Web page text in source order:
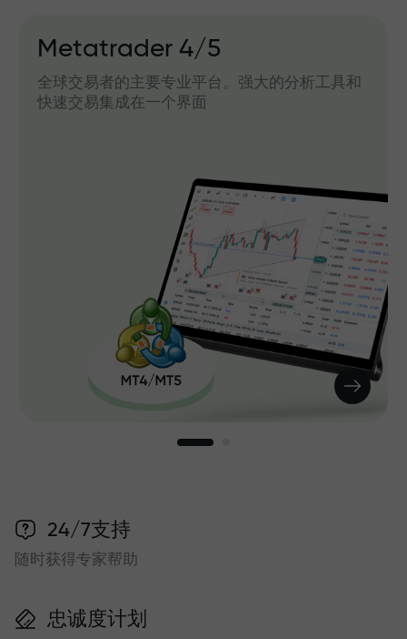
Metatrader 4/5
全球交易者的主要专业平台。强大的分析工具和
快速交易集成在一个界面
24/7支持
随时获得专家帮助
忠诚度计划